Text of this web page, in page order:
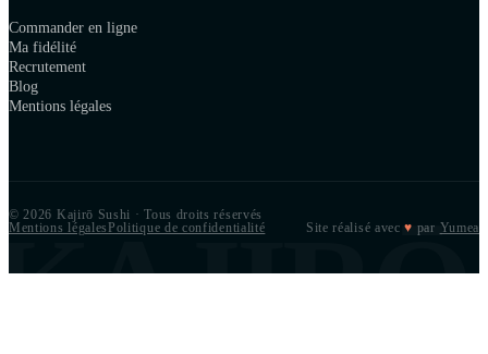
Commander en ligne
Ma fidélité
Recrutement
Blog
Mentions légales
© 2026 Kajirō Sushi · Tous droits réservés
Mentions légalesPolitique de confidentialité Site réalisé avec ♥ par Yumea